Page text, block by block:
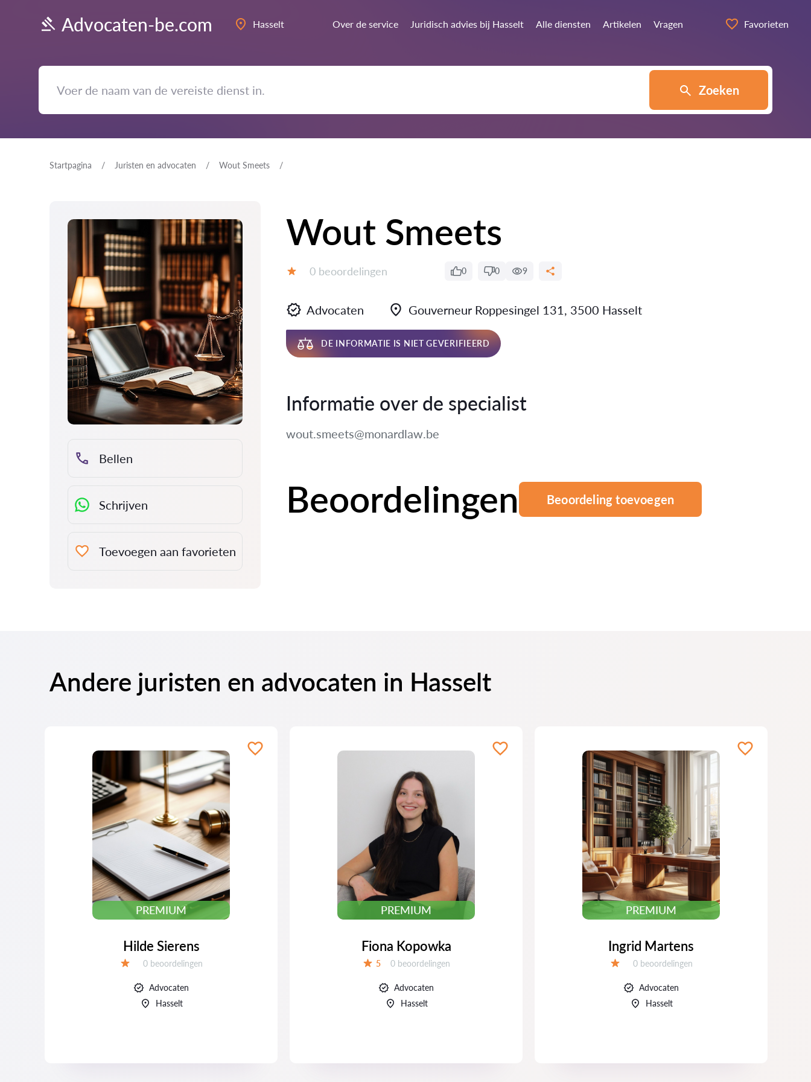
Advocaten-be.com Hasselt Over de service Juridisch advies bij Hasselt Alle diensten Artikelen Vragen Favorieten
Zoeken
Startpagina Juristen en advocaten Wout Smeets
Bellen
Schrijven
Toevoegen aan favorieten
Wout Smeets
Beoordelingen:
0 beoordelingen 0 0 9
Advocaten Gouverneur Roppesingel 131, 3500 Hasselt
DE INFORMATIE IS NIET GEVERIFIEERD
Informatie over de specialist
wout.smeets@monardlaw.be
Beoordelingen Beoordeling toevoegen
Andere juristen en advocaten in Hasselt
PREMIUM
Hilde Sierens
Beoordelingen:
0 beoordelingen
Advocaten
Hasselt
PREMIUM
Fiona Kopowka
5 Beoordelingen:
0 beoordelingen
Advocaten
Hasselt
PREMIUM
Ingrid Martens
Beoordelingen:
0 beoordelingen
Advocaten
Hasselt